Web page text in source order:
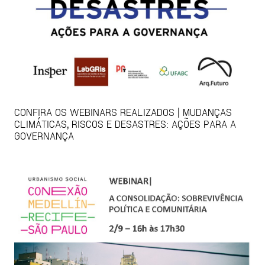
CONFIRA OS WEBINARS REALIZADOS | MUDANÇAS
CLIMÁTICAS, RISCOS E DESASTRES: AÇÕES PARA A
GOVERNANÇA